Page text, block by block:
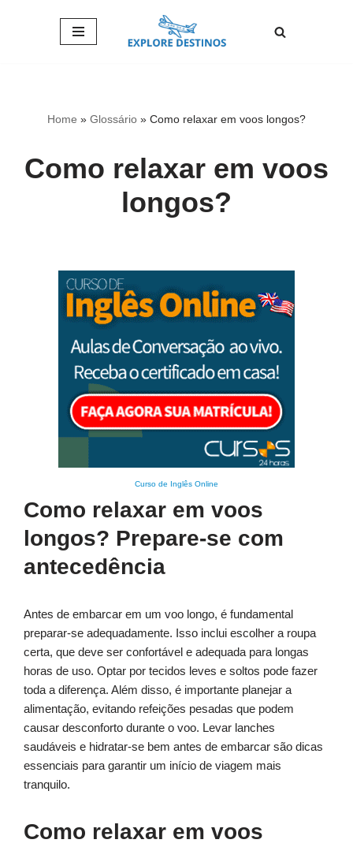
Home » Glossário » Como relaxar em voos longos?
Como relaxar em voos
longos?
Curso de Inglês Online
Como relaxar em voos
longos? Prepare-se com
antecedência
Antes de embarcar em um voo longo, é fundamental
preparar-se adequadamente. Isso inclui escolher a roupa
certa, que deve ser confortável e adequada para longas
horas de uso. Optar por tecidos leves e soltos pode fazer
toda a diferença. Além disso, é importante planejar a
alimentação, evitando refeições pesadas que podem
causar desconforto durante o voo. Levar lanches
saudáveis e hidratar-se bem antes de embarcar são dicas
essenciais para garantir um início de viagem mais
tranquilo.
Como relaxar em voos